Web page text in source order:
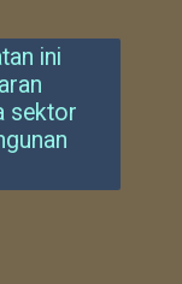
ini
sektor